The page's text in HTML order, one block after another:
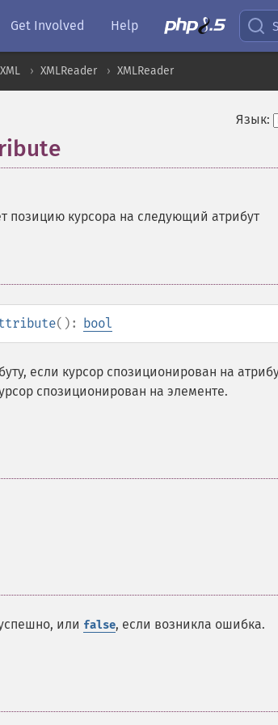
Get Involved Help
XMLReader XMLReader
Язык:
позицию курсора на следующий атрибут
(): bool
если курсор спозиционирован на
спозиционирован на элементе.
или false, если возникла ошибка.